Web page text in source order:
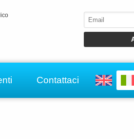
Contattaci